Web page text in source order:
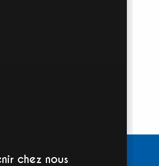
chez nous